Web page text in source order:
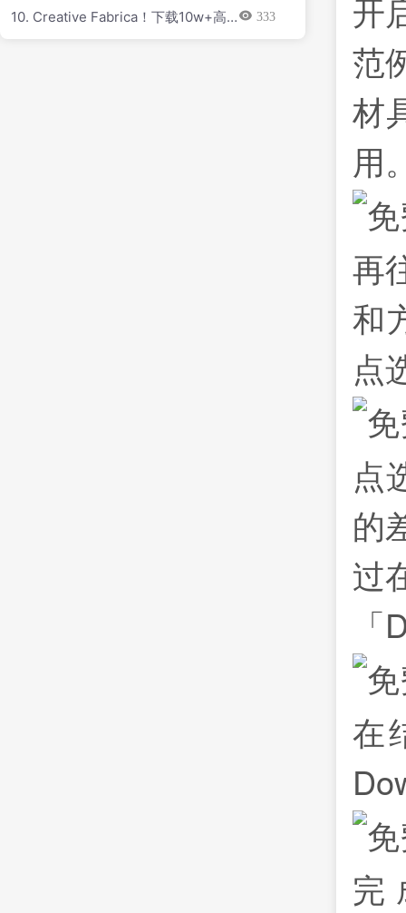
10. Creative Fabrica！下载10w+高
333
开
范
材
用
再
和
点
点
的
过
在